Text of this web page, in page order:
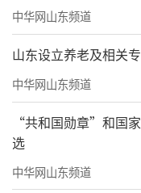
中华网山东频道
山东设立养老及相关
中华网山东频道
“共和国勋章”和国
选
中华网山东频道